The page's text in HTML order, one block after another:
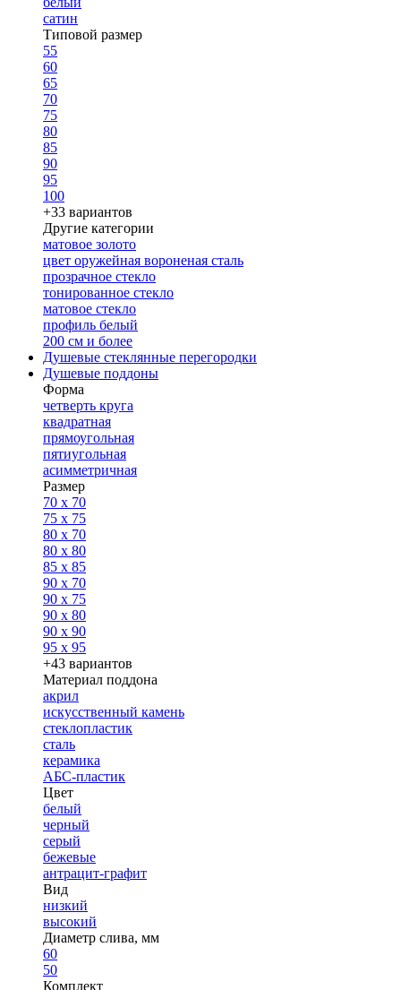
сатин
Типовой размер
55
60
65
70
75
80
85
90
95
100
+33 вариантов
Другие категории
матовое золото
цвет оружейная вороненая сталь
прозрачное стекло
тонированное стекло
матовое стекло
профиль белый
200 см и более
Душевые стеклянные перегородки
Душевые поддоны
Форма
четверть круга
квадратная
прямоугольная
пятиугольная
асимметричная
Размер
70 x 70
75 x 75
80 x 70
80 x 80
85 x 85
90 x 70
90 x 75
90 x 80
90 x 90
95 x 95
+43 вариантов
Материал поддона
акрил
искусственный камень
стеклопластик
сталь
керамика
АБС-пластик
Цвет
белый
черный
серый
бежевые
антрацит-графит
Вид
низкий
высокий
Диаметр слива, мм
60
50
Комплект